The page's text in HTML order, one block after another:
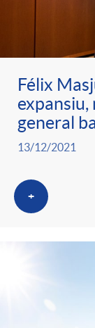
Félix
general
13/12/2021
+